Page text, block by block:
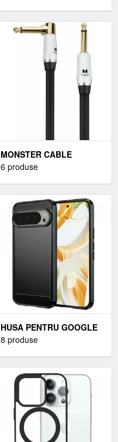
MONSTER CABLE
PROLINK STUDIO PRO
6 produse
HUSA PENTRU GOOGLE
PIXEL 9 / 9 PRO, NEAGRA
8 produse